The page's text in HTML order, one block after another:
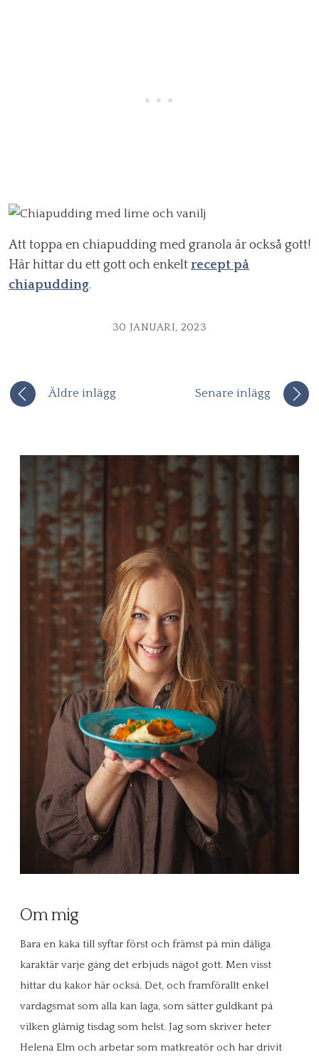
Att toppa en chiapudding med granola är också gott!
Här hittar du ett gott och enkelt recept på
chiapudding.
30 JANUARI, 2023
Äldre inlägg Senare inlägg
Om mig
Bara en kaka till syftar först och främst på min dåliga
karaktär varje gång det erbjuds något gott. Men visst
hittar du kakor här också. Det, och framförallt enkel
vardagsmat som alla kan laga, som sätter guldkant på
vilken glåmig tisdag som helst. Jag som skriver heter
Helena Elm och arbetar som matkreatör och har drivit